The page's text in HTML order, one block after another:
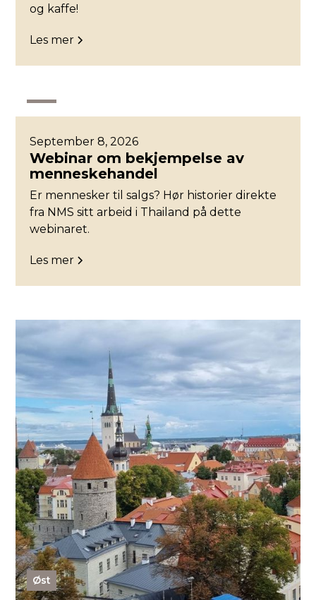
og kaffe!
Les mer
September 8, 2026
Webinar om bekjempelse av
menneskehandel
Er mennesker til salgs? Hør historier direkte
fra NMS sitt arbeid i Thailand på dette
webinaret.
Les mer
Øst